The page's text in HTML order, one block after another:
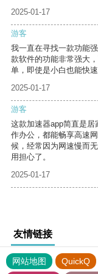
2025-01-17
游客
我一直在寻找一款功能
款软件的功能非常强大
单，即使是小白也能快速
2025-01-17
游客
这款加速器app简直是
作办公，都能畅享高速
候，经常因为网速慢而
用担心了。
2025-01-17
友情链接
网站地图 QuickQ